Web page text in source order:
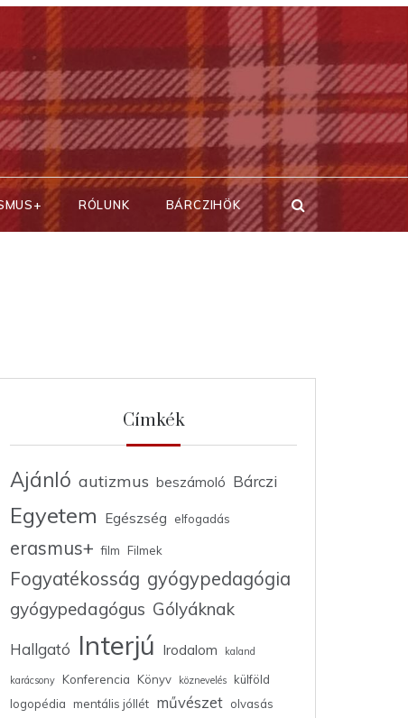
RÓLUNK BÁRCZIHÖK
Címkék
Ajánló autizmus beszámoló Bárczi
Egyetem Egészség elfogadás
erasmus+ film Filmek
Fogyatékosság gyógypedagógia
gyógypedagógus Gólyáknak
Hallgató Interjú Irodalom kaland
karácsony Konferencia Könyv köznevelés
külföld
logopédia mentális jóllét művészet olvasás